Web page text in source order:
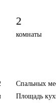
2
комнаты
Спальных
Площадь